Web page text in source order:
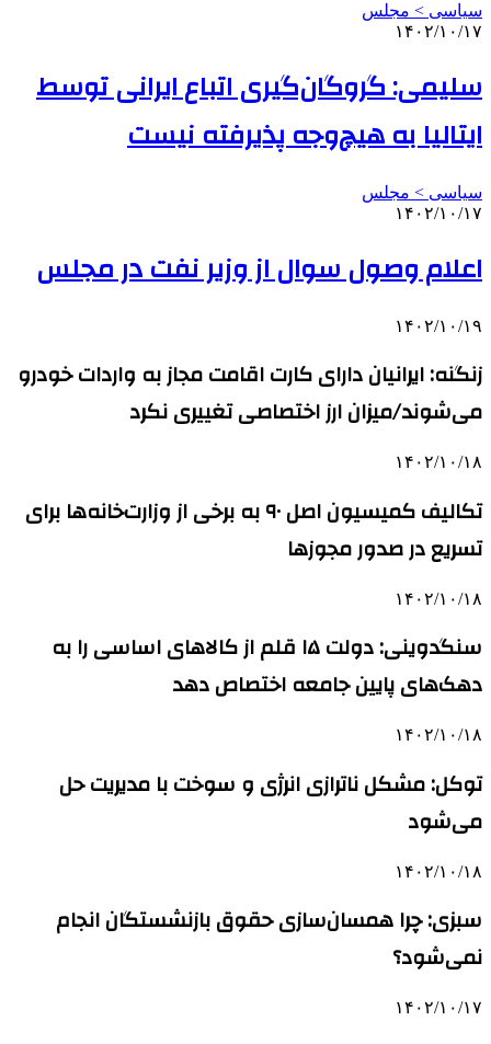
سیاسی > مجلس
۱۴۰۲/۱۰/۱۷
سلیمی: گروگان‌گیری اتباع ایرانی توسط
ایتالیا به هیچ‌وجه پذیرفته نیست
سیاسی > مجلس
۱۴۰۲/۱۰/۱۷
اعلام وصول سوال از وزیر نفت در مجلس
۱۴۰۲/۱۰/۱۹
زنگنه: ایرانیان دارای کارت اقامت مجاز به واردات خودرو
می‌شوند/میزان ارز اختصاصی تغییری نکرد
۱۴۰۲/۱۰/۱۸
تکالیف کمیسیون اصل ۹۰ به برخی از وزارت‌خانه‌ها برای
تسریع در صدور مجوزها
۱۴۰۲/۱۰/۱۸
سنگدوینی: دولت ۱۵ قلم از کالاهای اساسی را به
دهک‌های پایین جامعه اختصاص دهد
۱۴۰۲/۱۰/۱۸
توکل: مشکل ناترازی انرژی و سوخت با مدیریت حل
می‌شود
۱۴۰۲/۱۰/۱۸
سبزی: چرا همسان‌سازی حقوق بازنشستگان انجام
نمی‌شود؟
۱۴۰۲/۱۰/۱۷